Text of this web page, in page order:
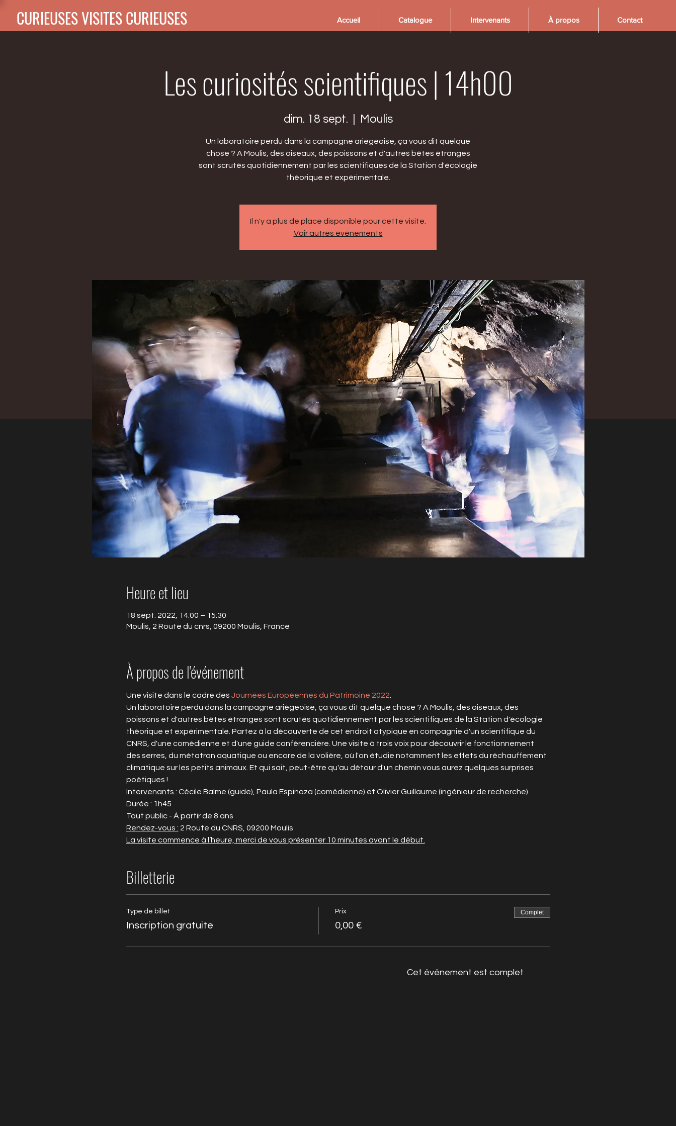
CURIEUSES VISITES CURIEUSES Accueil Catalogue Intervenants À propos Contact
Les curiosités scientifiques | 14h00
dim. 18 sept. Moulis
Un laboratoire perdu dans la campagne ariégeoise, ça vous dit quelque
chose ? A Moulis, des oiseaux, des poissons et d'autres bêtes étranges
sont scrutés quotidiennement par les scientifiques de la Station d'écologie
théorique et expérimentale.
Il n'y a plus de place disponible pour cette visite.
Voir autres événements
Heure et lieu
18 sept. 2022, 14:00 – 15:30
Moulis, 2 Route du cnrs, 09200 Moulis, France
À propos de l'événement
Une visite dans le cadre des Journées Européennes du Patrimoine 2022
Un laboratoire perdu dans la campagne ariégeoise, ça vous dit quelque chose ? A Moulis, des oiseaux, des
poissons et d'autres bêtes étranges sont scrutés quotidiennement par les scientifiques de la Station d'écologie
théorique et expérimentale. Partez à la découverte de cet endroit atypique en compagnie d'un scientifique du
CNRS, d'une comédienne et d'une guide conférencière. Une visite à trois voix pour découvrir le fonctionnement
des serres, du métatron aquatique ou encore de la volière, où l'on étudie notamment les effets du réchauffement
climatique sur les petits animaux. Et qui sait, peut-être qu'au détour d'un chemin vous aurez quelques surprises
poétiques !
Intervenants : Cécile Balme (guide), Paula Espinoza (comédienne) et Olivier Guillaume (ingénieur de recherche).
Durée : 1h45
Tout public - À partir de 8 ans
Rendez-vous : 2 Route du CNRS, 09200 Moulis
La visite commence à l’heure, merci de vous présenter 10 minutes avant le début.
Billetterie
Type de billet
Inscription gratuite
Prix
0,00 €
Complet
Cet événement est complet